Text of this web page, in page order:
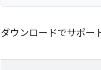
ダウンロードでサポー